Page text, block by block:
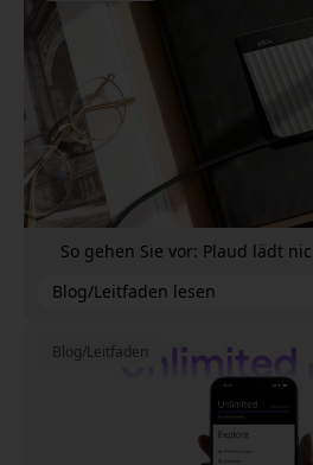
So gehen Sie vor: Plaud lädt
Blog/Leitfaden lesen
Blog/Leitfaden